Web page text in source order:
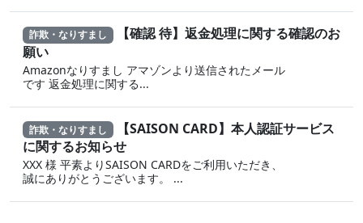
詐欺・なりすまし 【確認 待】返金処理に‍関する確認のお
願い
Amazonなりすまし ア‍マゾ‍ンより送信されたメール
です 返金‌処 理に 関する...
詐欺・なりすまし 【SAISON CARD】本人認証サービス
に関するお知らせ
XXX 様 平素よりSAISON CARDをご利用いただき、
誠にありがとうございます。 ...